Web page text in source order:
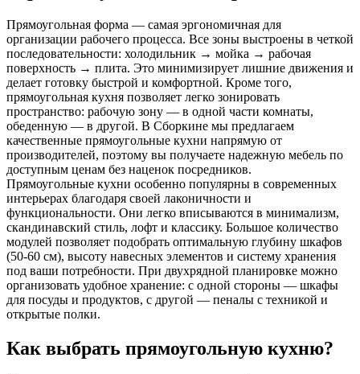
Прямоугольная форма — самая эргономичная для
организации рабочего процесса. Все зоны выстроены в четкой
последовательности: холодильник → мойка → рабочая
поверхность → плита. Это минимизирует лишние движения и
делает готовку быстрой и комфортной. Кроме того,
прямоугольная кухня позволяет легко зонировать
пространство: рабочую зону — в одной части комнаты,
обеденную — в другой. В Сборкине мы предлагаем
качественные прямоугольные кухни напрямую от
производителей, поэтому вы получаете надежную мебель по
доступным ценам без наценок посредников.
Прямоугольные кухни особенно популярны в современных
интерьерах благодаря своей лаконичности и
функциональности. Они легко вписываются в минимализм,
скандинавский стиль, лофт и классику. Большое количество
модулей позволяет подобрать оптимальную глубину шкафов
(50-60 см), высоту навесных элементов и систему хранения
под ваши потребности. При двухрядной планировке можно
организовать удобное хранение: с одной стороны — шкафы
для посуды и продуктов, с другой — пеналы с техникой и
открытые полки.
Как выбрать прямоугольную кухню?